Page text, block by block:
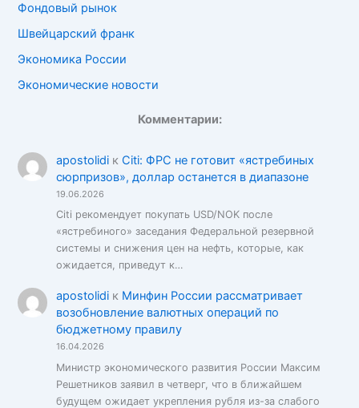
Фондовый рынок
Швейцарский франк
Экономика России
Экономические новости
Комментарии:
apostolidiк Citi: ФРС не готовит «ястребиных
сюрпризов», доллар останется в диапазоне
19.06.2026
Citi рекомендует покупать USD/NOK после
«ястребиного» заседания Федеральной резервной
системы и снижения цен на нефть, которые, как
ожидается, приведут к…
apostolidiк Минфин России рассматривает
возобновление валютных операций по
бюджетному правилу
16.04.2026
Министр экономического развития России Максим
Решетников заявил в четверг, что в ближайшем
будущем ожидает укрепления рубля из-за слабого